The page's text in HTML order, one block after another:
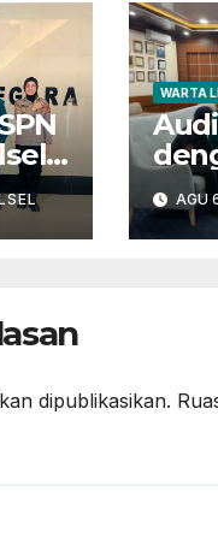
WARTA
AGU
dipublikasikan.